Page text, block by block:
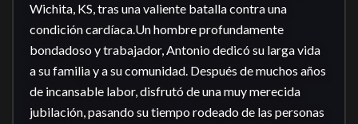
Wichita, KS, tras una valiente batalla contra una
condición cardíaca.Un hombre profundamente
bondadoso y trabajador, Antonio dedicó su larga vida
a su familia y a su comunidad. Después de muchos años
de incansable labor, disfrutó de una muy merecida
jubilación, pasando su tiempo rodeado de las personas